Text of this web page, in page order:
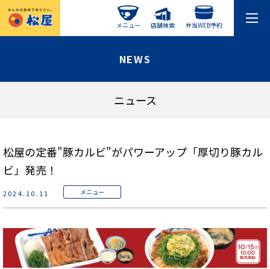
弁当WEB予約
店舗検索
メニュー
NEWS
ニュース
2024.10.11 メニュー
松屋の定番"豚カルビ"がパワーアップ「厚切り豚カル
ビ」発売！